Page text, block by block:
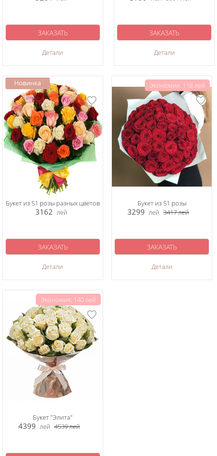
Детали
ЗАКАЗАТЬ
Детали
ЗАКАЗАТЬ
Букет из 51 розы разных цветов
3162 лей
Детали
ЗАКАЗАТЬ
Экономия: 118 лей
Букет из 51 розы
3299 лей 3417лей
Детали
ЗАКАЗАТЬ
Экономия: 140 лей
Букет "Элита"
4399 лей 4539лей